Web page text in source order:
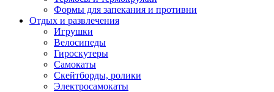
Формы для запекания и противни
Отдых и развлечения
Игрушки
Велосипеды
Гироскутеры
Самокаты
Скейтборды, ролики
Электросамокаты